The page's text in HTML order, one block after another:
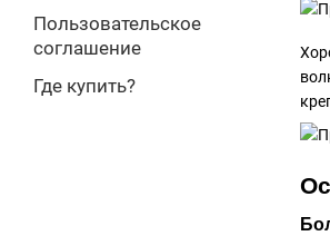
Пользовательское
соглашение
Где купить?